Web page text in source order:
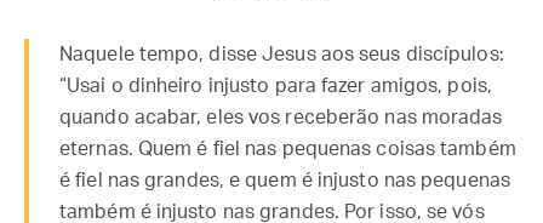
Naquele tempo, disse Jesus aos seus discípulos:
“Usai o dinheiro injusto para fazer amigos, pois,
quando acabar, eles vos receberão nas moradas
eternas. Quem é fiel nas pequenas coisas também
é fiel nas grandes, e quem é injusto nas pequenas
também é injusto nas grandes. Por isso, se vós